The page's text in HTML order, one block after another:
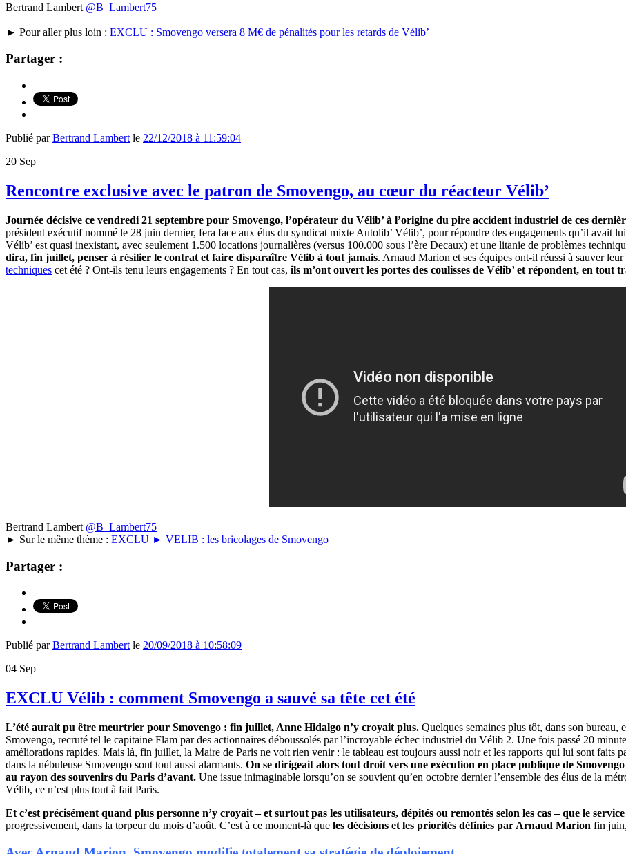
Bertrand Lambert @B_Lambert75
► Pour aller plus loin : EXCLU : Smovengo versera 8 M€ de pénalités pour les retards de Vélib’
Partager :
Publié parBertrand Lambert le 22/12/2018 à 11:59:04
20 Sep
Rencontre exclusive avec le patron de Smovengo, au cœur du réacteur Vélib’
Journée décisive ce vendredi 21 septembre pour Smovengo, l’opérateur du Vélib’ à l’origine du pire accident industriel de ces
président exécutif nommé le 28 juin dernier, fera face aux élus du syndicat mixte Autolib’ Vélib’, pour répondre des engagements qu’il avait
Vélib’ est quasi inexistant, avec seulement 1.500 locations journalières (versus 100.000 sous l’ère Decaux) et une litanie de problèmes
dira, fin juillet, penser à résilier le contrat et faire disparaître Vélib à tout jamais. Arnaud Marion et ses équipes ont-il réussi à sauver
techniques cet été ? Ont-ils tenu leurs engagements ? En tout cas, ils m’ont ouvert les portes des coulisses de Vélib’ et répondent, en tout
Bertrand Lambert @B_Lambert75
► Sur le même thème : EXCLU ► VELIB : les bricolages de Smovengo
Partager :
Publié parBertrand Lambert le 20/09/2018 à 10:58:09
04 Sep
EXCLU Vélib : comment Smovengo a sauvé sa tête cet été
L’été aurait pu être meurtrier pour Smovengo : fin juillet, Anne Hidalgo n’y croyait plus. Quelques semaines plus tôt, dans son
Smovengo, recruté tel le capitaine Flam par des actionnaires déboussolés par l’incroyable échec industriel du Vélib 2. Une fois passé 20
améliorations rapides. Mais là, fin juillet, la Maire de Paris ne voit rien venir : le tableau est toujours aussi noir et les rapports qui lui sont faits
dans la nébuleuse Smovengo sont tout aussi alarmants. On se dirigeait alors tout droit vers une exécution en place publique de
au rayon des souvenirs du Paris d’avant. Une issue inimaginable lorsqu’on se souvient qu’en octobre dernier l’ensemble des élus de la
Vélib, ce n’est plus tout à fait Paris.
Et c’est précisément quand plus personne n’y croyait – et surtout pas les utilisateurs, dépités ou remontés selon les cas – que le
progressivement, dans la torpeur du mois d’août. C’est à ce moment-là que les décisions et les priorités définies par Arnaud Marion fin